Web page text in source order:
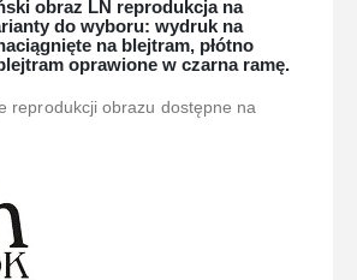
obraz LŃ reprodukcja na
do wyboru: wydruk na
na blejtram, płótno
oprawione w czarna ramę.
reprodukcji obrazu dostępne na